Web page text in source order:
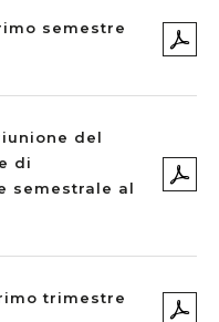
semestre
del
di
semestrale al
trimestre